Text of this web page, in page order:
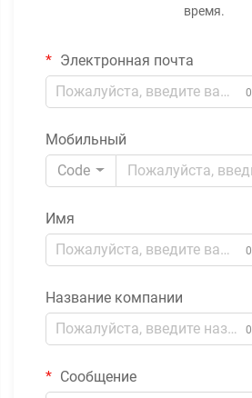
время.
Электронная почта
Мобильный
Code
Имя
Название компании
Сообщение